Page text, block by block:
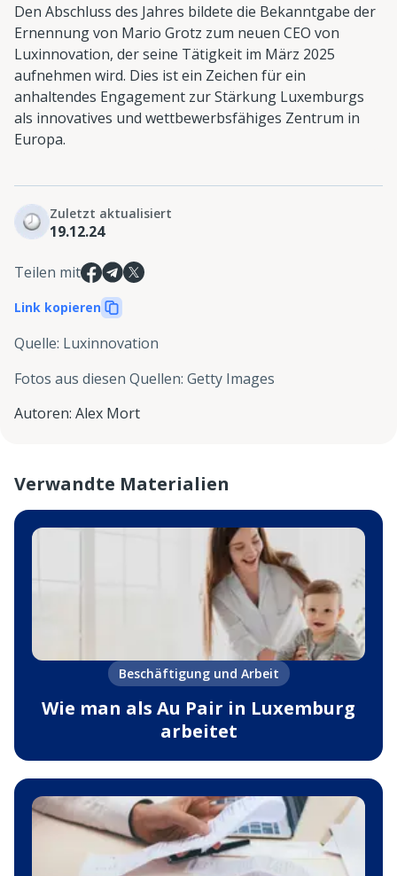
Den Abschluss des Jahres bildete die Bekanntgabe der
Ernennung von Mario Grotz zum neuen CEO von
Luxinnovation, der seine Tätigkeit im März 2025
aufnehmen wird. Dies ist ein Zeichen für ein
anhaltendes Engagement zur Stärkung Luxemburgs
als innovatives und wettbewerbsfähiges Zentrum in
Europa.
Zuletzt aktualisiert
19.12.24
Teilen mit
Link kopieren
Quelle: Luxinnovation
Fotos aus diesen Quellen: Getty Images
Autoren: Alex Mort
Verwandte Materialien
Beschäftigung und Arbeit
Wie man als Au Pair in Luxemburg
arbeitet